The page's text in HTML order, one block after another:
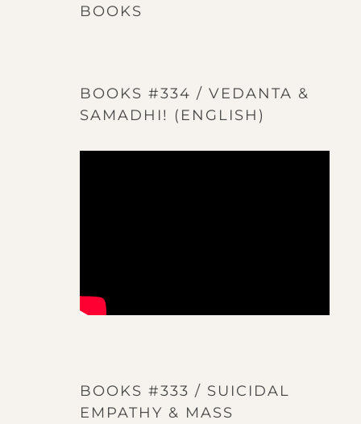
BOOKS
BOOKS #334 / VEDANTA &
SAMADHI! (ENGLISH)
BOOKS #333 / SUICIDAL
EMPATHY & MASS